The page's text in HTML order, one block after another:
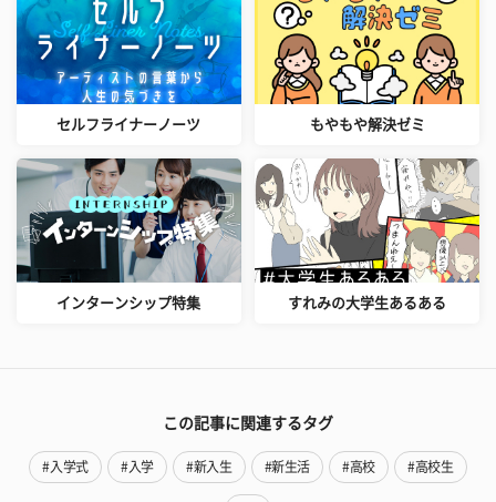
セルフライナーノーツ もやもや解決ゼミ
インターンシップ特集 すれみの大学生あるある
この記事に関連するタグ
#入学式 #入学 #新入生 #新生活 #高校 #高校生